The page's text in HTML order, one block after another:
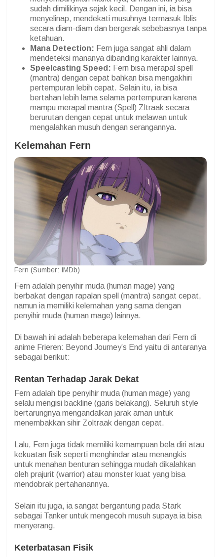
sudah dimilikinya sejak kecil. Dengan ini, ia bisa
menyelinap, mendekati musuhnya termasuk Iblis
secara diam-diam dan bergerak sebebasnya tanpa
ketahuan.
Mana Detection: Fern juga sangat ahli dalam
mendeteksi mananya dibanding karakter lainnya.
Speelcasting Speed: Fern bisa merapal spell
(mantra) dengan cepat bahkan bisa mengakhiri
pertempuran lebih cepat. Selain itu, ia bisa
bertahan lebih lama selama pertempuran karena
mampu merapal mantra (Spell) Zltraak secara
berurutan dengan cepat untuk melawan untuk
mengalahkan musuh dengan serangannya.
Kelemahan Fern
Fern (Sumber: IMDb)
Fern adalah penyihir muda (human mage) yang
berbakat dengan rapalan spell (mantra) sangat cepat,
namun ia memiliki kelemahan yang sama dengan
penyihir muda (human mage) lainnya.
Di bawah ini adalah beberapa kelemahan dari Fern di
anime Frieren: Beyond Journey’s End yaitu di antaranya
sebagai berikut:
Rentan Terhadap Jarak Dekat
Fern adalah tipe penyihir muda (human mage) yang
selalu mengisi backline (garis belakang). Seluruh style
bertarungnya mengandalkan jarak aman untuk
menembakkan sihir Zoltraak dengan cepat.
Lalu, Fern juga tidak memiliki kemampuan bela diri atau
kekuatan fisik seperti menghindar atau menangkis
untuk menahan benturan sehingga mudah dikalahkan
oleh prajurit (warrior) atau monster kuat yang bisa
mendobrak pertahanannya.
Selain itu juga, ia sangat bergantung pada Stark
sebagai Tanker untuk mengecoh musuh supaya ia bisa
menyerang.
Keterbatasan Fisik